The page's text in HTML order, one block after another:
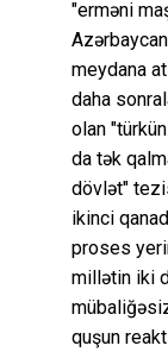
"erməni
meydana
daha
olan
da tək
dövlət"
ikinci
proses
millətin iki
quşun